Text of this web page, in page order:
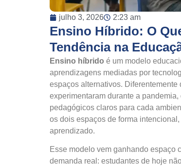
julho 3, 2026 2:23 am
Ensino Híbrido: O
Tendência na
Ensino híbrido é um modelo
aprendizagens mediadas por
espaços alternativos.
experimentaram durante a
pedagógicos claros para cada
os dois espaços de forma
aprendizado.
Esse modelo vem ganhando espaço
demanda real: estudantes de hoje